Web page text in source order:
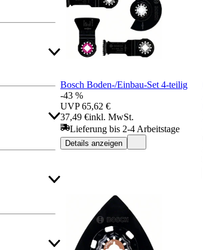
Bosch Boden-/Einbau-Set 4-teilig
-43 %
UVP 65,62 €
37,49 €inkl. MwSt.
Lieferung bis 2-4 Arbeitstage
Details anzeigen